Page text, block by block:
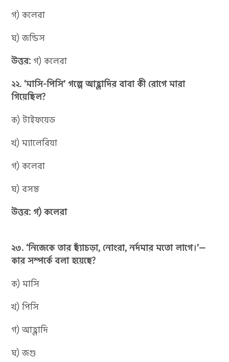
গ) কলেরা
ঘ) জন্ডিস
উত্তর: গ) কলেরা
২২. ‘মাসি-পিসি’ গল্পে আহ্লাদির বাবা কী রোগে মারা
গিয়েছিল?
ক) টাইফয়েড
খ) ম্যালেরিয়া
গ) কলেরা
ঘ) বসন্ত
উত্তর: গ) কলেরা
২৩. ‘নিজেকে তার ছ্যাঁচড়া, নোংরা, নর্দমার মতো লাগে।’—
কার সম্পর্কে বলা হয়েছে?
ক) মাসি
খ) পিসি
গ) আহ্লাদি
ঘ) জগু